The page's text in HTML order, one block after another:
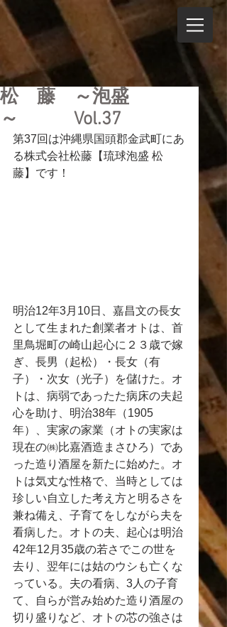
松 藤 ～泡盛
～ Vol.37
第37回は沖縄県国頭郡金武町にあ
る株式会社松藤【琉球泡盛 松
藤】です！
明治12年3月10日、嘉昌文の長女
として生まれた創業者オトは、首
里鳥堀町の崎山起心に２３歳で嫁
ぎ、長男（起松）・長女（有
子）・次女（光子）を儲けた。オ
トは、病弱であったた病床の夫起
心を助け、明治38年（1905
年）、実家の家業（オトの実家は
現在の㈱比嘉酒造まさひろ）であ
った造り酒屋を新たに始めた。オ
トは気丈な性格で、当時としては
珍しい自立した考え方と明るさを
兼ね備え、子育てをしながら夫を
看病した。オトの夫、起心は明治
42年12月35歳の若さでこの世を
去り、翌年には姑のウシも亡くな
っている。夫の看病、3人の子育
て、自らが営み始めた造り酒屋の
切り盛りなど、オトの芯の強さは